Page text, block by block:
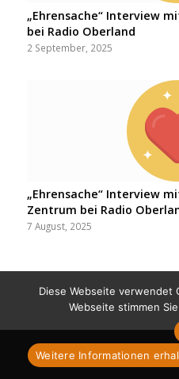
„Ehrensache“ Interview
bei Radio Oberland
2 September, 2025
„Ehrensache“ Interview
Zentrum bei Radio
7 August, 2025
Impressum Datenschutz
Diese Webseite verwendet
Webseite stimmen
Weitere Informationen